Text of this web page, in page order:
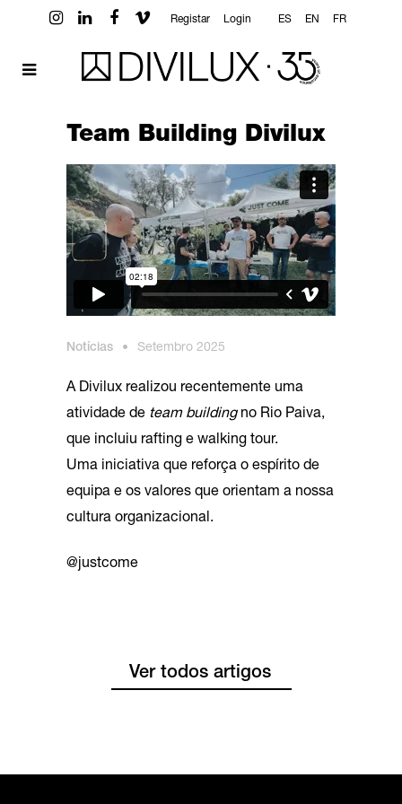
Registar Login ES EN FR
Team Building Divilux
Notícias • Setembro 2025
A Divilux realizou recentemente uma
atividade de team buildingno Rio Paiva,
que incluiu rafting e walking tour.
Uma iniciativa que reforça o espírito de
equipa e os valores que orientam a nossa
cultura organizacional.
@justcome
Ver todos artigos